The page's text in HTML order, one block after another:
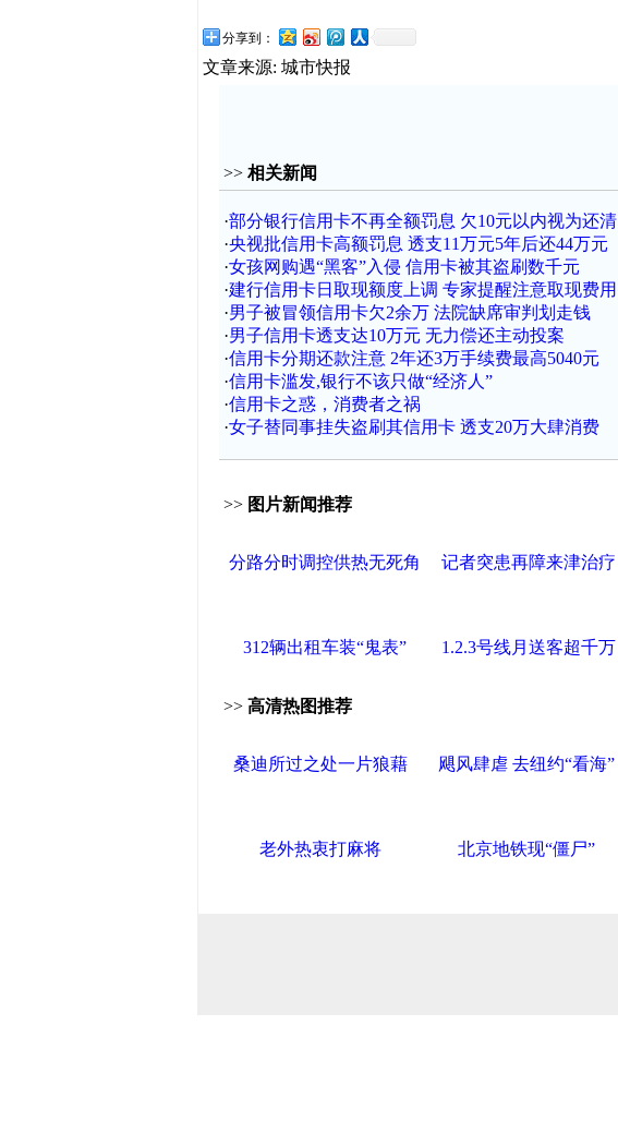
分享到：
文章来源: 城市快报
>> 相关新闻
·部分银行信用卡不再全额罚息 欠10元以内视为还清
·央视批信用卡高额罚息 透支11万元5年后还44万元
·女孩网购遇“黑客”入侵 信用卡被其盗刷数千元
·建行信用卡日取现额度上调 专家提醒注意取现费用
·男子被冒领信用卡欠2余万 法院缺席审判划走钱
·男子信用卡透支达10万元 无力偿还主动投案
·信用卡分期还款注意 2年还3万手续费最高5040元
·信用卡滥发,银行不该只做“经济人”
·信用卡之惑，消费者之祸
·女子替同事挂失盗刷其信用卡 透支20万大肆消费
>> 图片新闻推荐
分路分时调控供热无死角 记者突患再障来津治疗
312辆出租车装“鬼表” 1.2.3号线月送客超千万
>> 高清热图推荐
桑迪所过之处一片狼藉 飓风肆虐 去纽约“看海”
老外热衷打麻将 北京地铁现“僵尸”